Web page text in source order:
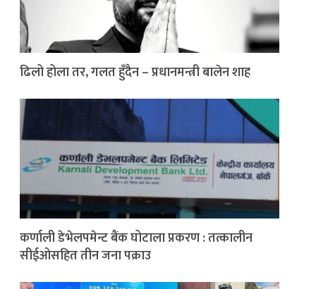
ढिलो होला तर, गलत हुँदैन – प्रधानमन्त्री बालेन शाह
कर्णाली डेभेलपमेन्ट बैंक घोटाला प्रकरण : तत्कालीन
सीईओसहित तीन जना पक्राउ